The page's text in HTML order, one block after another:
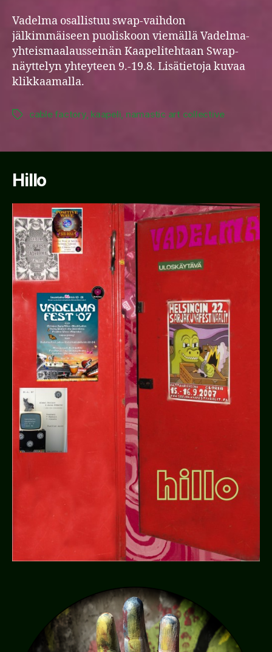
Vadelma osallistuu swap-vaihdon
jälkimmäiseen puoliskoon viemällä Vadelma-
yhteismaalausseinän Kaapelitehtaan Swap-
näyttelyn yhteyteen 9.-19.8. Lisätietoja kuvaa
klikkaamalla.
Tagscable factory, kaapeli namastic art collective
Hillo